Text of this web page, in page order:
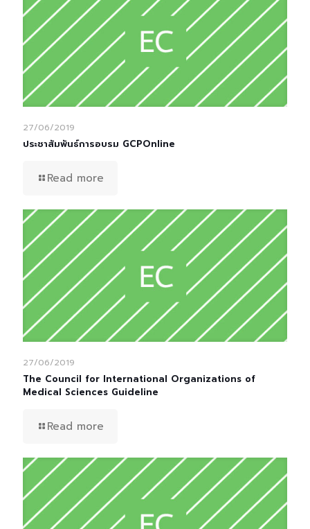
27/06/2019
ประชาสัมพันธ์การอบรม GCPOnline
Read more
27/06/2019
The Council for International Organizations of
Medical Sciences Guideline
Read more